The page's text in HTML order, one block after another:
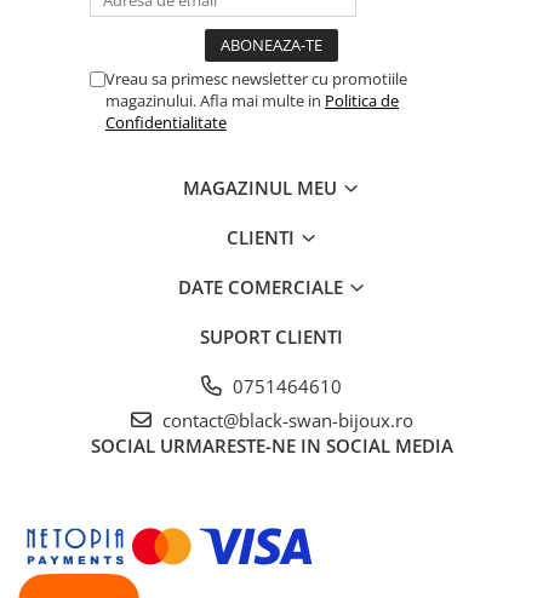
Vreau sa primesc newsletter cu promotiile
magazinului. Afla mai multe in Politica de
Confidentialitate
MAGAZINUL MEU
CLIENTI
DATE COMERCIALE
SUPORT CLIENTI
0751464610
contact@black-swan-bijoux.ro
SOCIAL URMARESTE-NE IN SOCIAL MEDIA